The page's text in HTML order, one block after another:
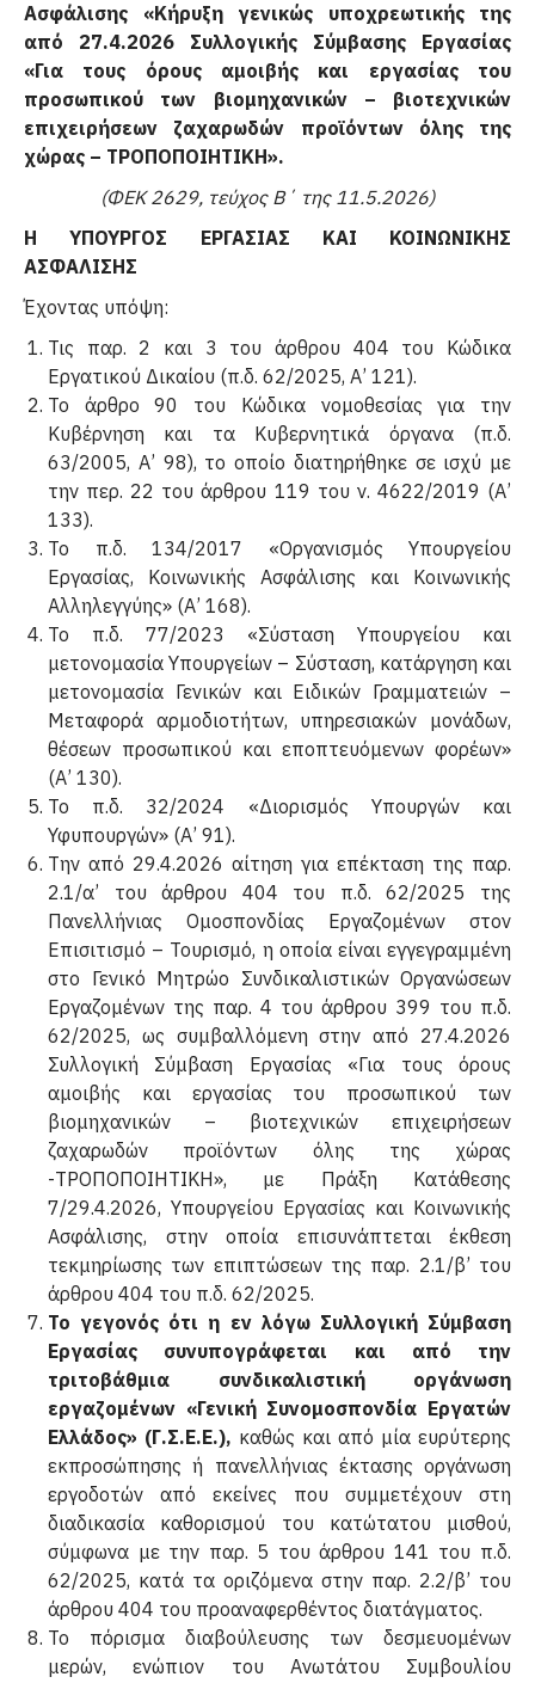
Ασφάλισης «Κήρυξη γενικώς υποχρεωτικής της
από 27.4.2026 Συλλογικής Σύμβασης Εργασίας
«Για τους όρους αμοιβής και εργασίας του
προσωπικού των βιομηχανικών – βιοτεχνικών
επιχειρήσεων ζαχαρωδών προϊόντων όλης της
χώρας – ΤΡΟΠΟΠΟΙΗΤΙΚΗ».
(ΦΕΚ 2629, τεύχος Β΄ της 11.5.2026)
Η ΥΠΟΥΡΓΟΣ ΕΡΓΑΣΙΑΣ ΚΑΙ ΚΟΙΝΩΝΙΚΗΣ
ΑΣΦΑΛΙΣΗΣ
Έχοντας υπόψη:
Τις παρ. 2 και 3 του άρθρου 404 του Κώδικα
Εργατικού Δικαίου (π.δ. 62/2025, Α’ 121).
Το άρθρο 90 του Κώδικα νομοθεσίας για την
Κυβέρνηση και τα Κυβερνητικά όργανα (π.δ.
63/2005, Α’ 98), το οποίο διατηρήθηκε σε ισχύ με
την περ. 22 του άρθρου 119 του ν. 4622/2019 (Α’
133).
Το π.δ. 134/2017 «Οργανισμός Υπουργείου
Εργασίας, Κοινωνικής Ασφάλισης και Κοινωνικής
Αλληλεγ­γύης» (Α’ 168).
Το π.δ. 77/2023 «Σύσταση Υπουργείου και
μετονομασία Υπουργείων – Σύσταση, κατάργηση και
μετονομα­σία Γενικών και Ειδικών Γραμματειών –
Μεταφορά αρμοδιοτήτων, υπηρεσιακών μονάδων,
θέσεων προσωπικού και εποπτευόμενων φορέων»
(Α’ 130).
Το π.δ. 32/2024 «Διορισμός Υπουργών και
Υφυπουργών» (Α’ 91).
Την από 29.4.2026 αίτηση για επέκταση της παρ.
2.1/α’ του άρθρου 404 του π.δ. 62/2025 της
Πανελλήνι­ας Ομοσπονδίας Εργαζομένων στον
Επισιτισμό – Τουρισμό, η οποία είναι εγγεγραμμένη
στο Γενικό Μητρώο Συνδικαλιστικών Οργανώσεων
Εργαζομένων της παρ. 4 του άρθρου 399 του π.δ.
62/2025, ως συμβαλλόμενη στην από 27.4.2026
Συλλογική Σύμβαση Εργασίας «Για τους όρους
αμοιβής και εργασίας του προσωπικού των
βιομηχανικών – βιοτεχνικών επιχειρήσεων
ζαχαρωδών προϊόντων όλης της χώρας
-ΤΡΟΠΟΠΟΙΗΤΙΚΗ», με Πράξη Κατάθεσης
7/29.4.2026, Υπουργείου Εργασίας και Κοινωνικής
Ασφάλισης, στην οποία επισυνάπτεται έκθεση
τεκμηρίωσης των επιπτώσεων της παρ. 2.1/β’ του
άρθρου 404 του π.δ. 62/2025.
Το γεγονός ότι η εν λόγω Συλλογική Σύμβαση
Εργασίας συνυπογράφεται και από την
τριτοβάθμια συν­δικαλιστική οργάνωση
εργαζομένων «Γενική Συνομοσπονδία Εργατών
Ελλάδος» (Γ.Σ.Ε.Ε.), καθώς και από μία ευρύτερης
εκπροσώπησης ή πανελλήνιας έκτασης οργάνωση
εργοδοτών από εκείνες που συμμετέχουν στη
διαδικασία καθορισμού του κατώτατου μισθού,
σύμφωνα με την παρ. 5 του άρθρου 141 του π.δ.
62/2025, κατά τα οριζόμενα στην παρ. 2.2/β’ του
άρθρου 404 του προαναφερθέντος διατάγματος.
Το πόρισμα διαβούλευσης των δεσμευομένων
μερών, ενώπιον του Ανωτάτου Συμβουλίου